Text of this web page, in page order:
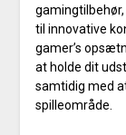
til innovative
gamer’s
at holde dit
samtidig med
spilleområde.